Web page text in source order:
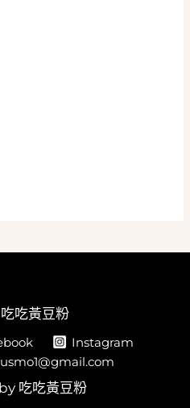
吃黃豆粉
Instagram
吃吃黃豆粉